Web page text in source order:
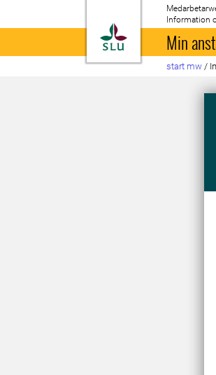
Till startsida
Information
Min
start mw /